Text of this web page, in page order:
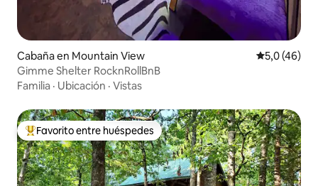
Cabaña en Mountain View Calificación
5,0 (46)
Gimme Shelter RocknRollBnB
Familia · Ubicación · Vistas
Favorito entre los huéspedes más destacados
Favorito entre huéspedes